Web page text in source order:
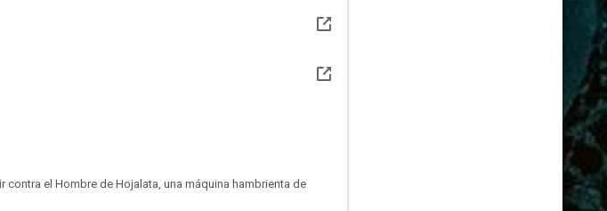
el Hombre de Hojalata, una máquina hambrienta de